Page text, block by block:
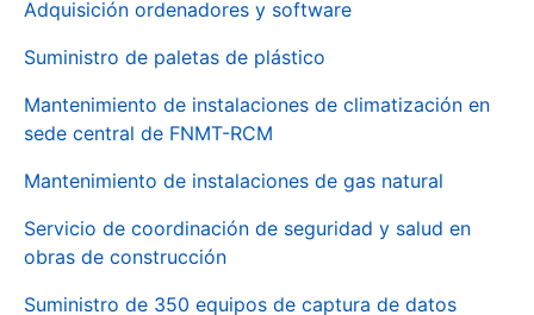
Adquisición ordenadores y software
Suministro de paletas de plástico
Mantenimiento de instalaciones de climatización en
sede central de FNMT-RCM
Mantenimiento de instalaciones de gas natural
Servicio de coordinación de seguridad y salud en
obras de construcción
Suministro de 350 equipos de captura de datos